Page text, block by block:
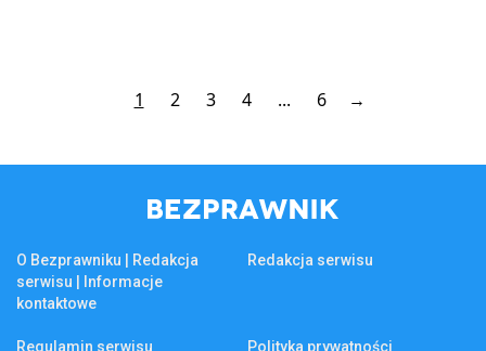
1 2 3 4 ... 6 →
O Bezprawniku | Redakcja
serwisu | Informacje
kontaktowe
Redakcja serwisu
Regulamin serwisu Polityka prywatności